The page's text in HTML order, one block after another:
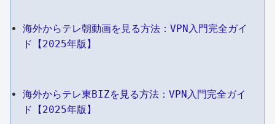
海外からテレ朝動画を見る方法：VPN入門完全ガイ
ド【2025年版】
海外からテレ東BIZを見る方法：VPN入門完全ガイ
ド【2025年版】